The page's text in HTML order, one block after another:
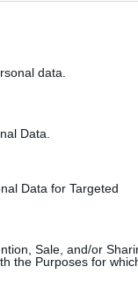
data.
Data.
Data for Targeted
Sale, and/or
the Purposes for
Bebelplatz
Hedwig και